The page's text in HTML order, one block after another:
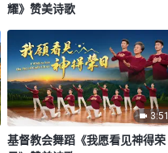
耀》赞美诗歌
3:51
基督教会舞蹈《我愿看见神得荣